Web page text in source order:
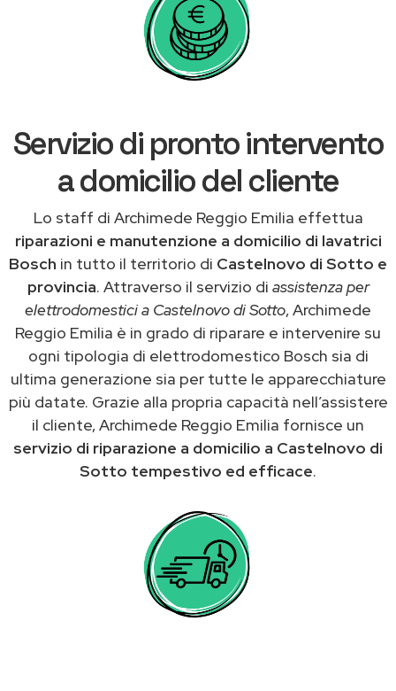
Servizio di pronto intervento
a domicilio del cliente
Lo staff di Archimede Reggio Emilia effettua
riparazioni e manutenzione a domicilio di lavatrici
Bosch in tutto il territorio di Castelnovo di Sotto e
provincia. Attraverso il servizio di assistenza per
elettrodomestici a Castelnovo di Sotto, Archimede
Reggio Emilia è in grado di riparare e intervenire su
ogni tipologia di elettrodomestico Bosch sia di
ultima generazione sia per tutte le apparecchiature
più datate. Grazie alla propria capacità nell’assistere
il cliente, Archimede Reggio Emilia fornisce un
servizio di riparazione a domicilio a Castelnovo di
Sotto tempestivo ed efficace.